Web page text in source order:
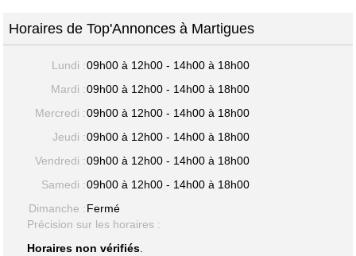
Horaires de Top'Annonces à Martigues
Lundi :09h00 à 12h00 - 14h00 à 18h00
Mardi :09h00 à 12h00 - 14h00 à 18h00
Mercredi :09h00 à 12h00 - 14h00 à 18h00
Jeudi :09h00 à 12h00 - 14h00 à 18h00
Vendredi :09h00 à 12h00 - 14h00 à 18h00
Samedi :09h00 à 12h00 - 14h00 à 18h00
Dimanche :Fermé
Précision sur les horaires :
Horaires non vérifiés.